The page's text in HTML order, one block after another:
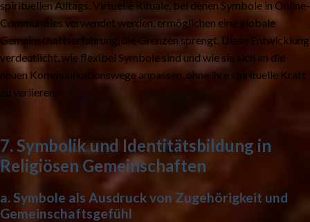
spirituellen Alltags. Virtuelle Rituale, bei denen Symbole in Online-
Communities verwendet werden, ermöglichen eine globale
Gemeinschaftserfahrung, die Grenzen sprengt. Diese Entwicklung
verdeutlicht, wie flexibel Symbole sind und wie sie sich an die
neuen Kommunikationswege anpassen, ohne ihre spirituelle Kraft
zu verlieren.
7. Symbolik und Identitätsbildung in
Religiösen Gemeinschaften
a. Symbole als Ausdruck von Zugehörigkeit und
Gemeinschaftsgefühl